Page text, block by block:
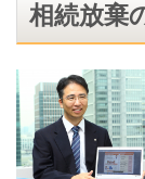
相続放棄